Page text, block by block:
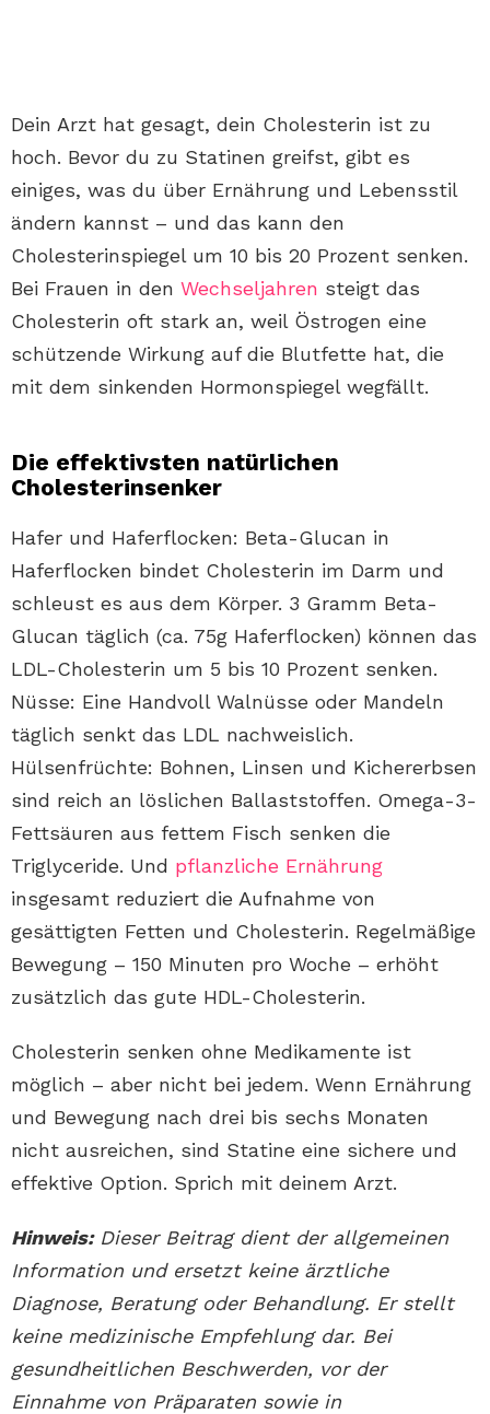
Dein Arzt hat gesagt, dein Cholesterin ist zu
hoch. Bevor du zu Statinen greifst, gibt es
einiges, was du über Ernährung und Lebensstil
ändern kannst – und das kann den
Cholesterinspiegel um 10 bis 20 Prozent senken.
Bei Frauen in den Wechseljahren steigt das
Cholesterin oft stark an, weil Östrogen eine
schützende Wirkung auf die Blutfette hat, die
mit dem sinkenden Hormonspiegel wegfällt.
Die effektivsten natürlichen
Cholesterinsenker
Hafer und Haferflocken: Beta-Glucan in
Haferflocken bindet Cholesterin im Darm und
schleust es aus dem Körper. 3 Gramm Beta-
Glucan täglich (ca. 75g Haferflocken) können das
LDL-Cholesterin um 5 bis 10 Prozent senken.
Nüsse: Eine Handvoll Walnüsse oder Mandeln
täglich senkt das LDL nachweislich.
Hülsenfrüchte: Bohnen, Linsen und Kichererbsen
sind reich an löslichen Ballaststoffen. Omega-3-
Fettsäuren aus fettem Fisch senken die
Triglyceride. Und pflanzliche Ernährung
insgesamt reduziert die Aufnahme von
gesättigten Fetten und Cholesterin. Regelmäßige
Bewegung – 150 Minuten pro Woche – erhöht
zusätzlich das gute HDL-Cholesterin.
Cholesterin senken ohne Medikamente ist
möglich – aber nicht bei jedem. Wenn Ernährung
und Bewegung nach drei bis sechs Monaten
nicht ausreichen, sind Statine eine sichere und
effektive Option. Sprich mit deinem Arzt.
Hinweis:Dieser Beitrag dient der allgemeinen
Information und ersetzt keine ärztliche
Diagnose, Beratung oder Behandlung. Er stellt
keine medizinische Empfehlung dar. Bei
gesundheitlichen Beschwerden, vor der
Einnahme von Präparaten sowie in